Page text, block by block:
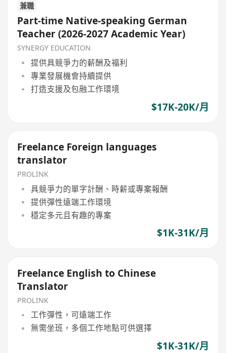
兼職
Part-time Native-speaking German
Teacher (2026-2027 Academic Year)
SYNERGY EDUCATION
提供具競爭力的薪酬及福利
專業發展機會持續提供
打造支援及包融工作環境
$17K-20K/月
Freelance Foreign languages
translator
PROLINK
具競爭力的單字計酬、時薪或專案報酬
提供彈性遠端工作環境
穩定多元且有趣的專案
$1K-31K/月
Freelance English to Chinese
Translator
PROLINK
工作彈性，可遠端工作
無需坐班，多個工作地點可供選擇
$1K-31K/月